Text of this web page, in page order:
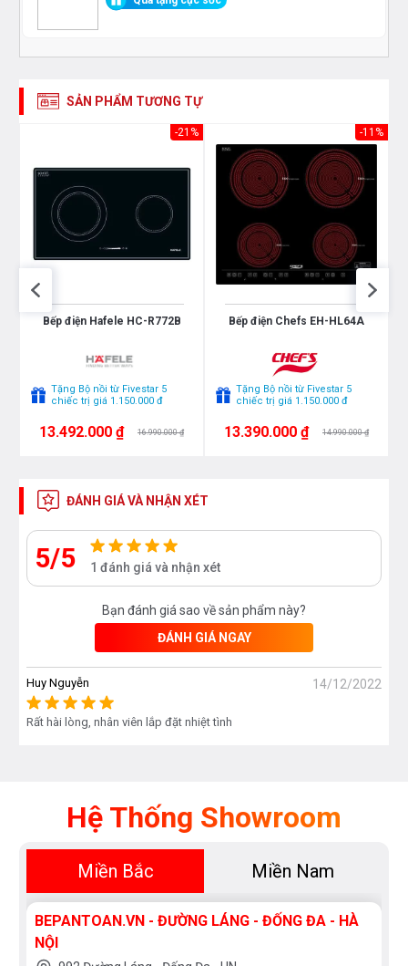
SẢN PHẨM TƯƠNG TỰ
-21%
Bếp điện Hafele HC-R772B
Tặng Bộ nồi từ Fivestar 5
chiếc trị giá 1.150.000 đ
13.492.000 ₫ 16.990.000 ₫
-11%
Bếp điện Chefs EH-HL64A
Tặng Bộ nồi từ Fivestar 5
chiếc trị giá 1.150.000 đ
13.390.000 ₫ 14.990.000 ₫
ĐÁNH GIÁ VÀ NHẬN XÉT
5/5 1 đánh giá và nhận xét
Bạn đánh giá sao về sản phẩm này?
ĐÁNH GIÁ NGAY
Huy Nguyễn 14/12/2022
Rất hài lòng, nhân viên lắp đặt nhiệt tình
Hệ Thống Showroom
Miền Bắc Miền Nam
BEPANTOAN.VN - ĐƯỜNG LÁNG - ĐỐNG ĐA - HÀ
NỘI